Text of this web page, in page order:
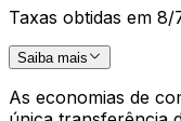
Taxas obtidas em 8/
Saiba mais
As economias de